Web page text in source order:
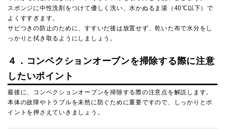
スポンジに中性洗剤をつけて優しく洗い、水かぬるま湯（40℃以下）で
よくすすぎます。
サビつきの防止のために、すすいだ後は放置せず、乾いた布で水分をし
っかりと拭き取るようにしましょう。
４．コンベクションオーブンを掃除する際に注意
したいポイント
最後に、コンベクションオーブンを掃除する際の注意点を解説します。
本体の故障やトラブルを未然に防ぐために重要ですので、しっかりとポ
イントを押さえていきましょう。